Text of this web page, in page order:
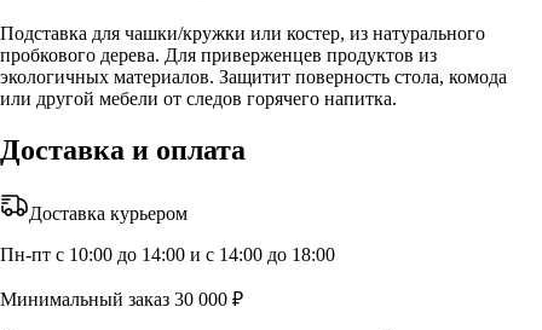
Подставка для чашки/кружки или костер, из натурального
пробкового дерева. Для приверженцев продуктов из
экологичных материалов. Защитит поверность стола, комода
или другой мебели от следов горячего напитка.
Доставка и оплата
Доставка курьером
Пн-пт с 10:00 до 14:00 и с 14:00 до 18:00
Минимальный заказ 30 000 ₽